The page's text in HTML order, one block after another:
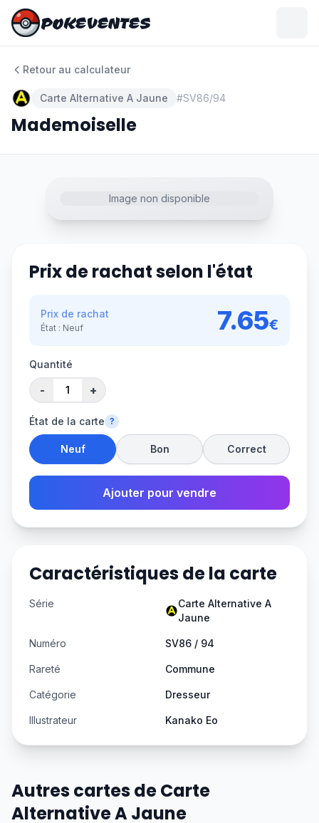
POKEVENTES
POKEVENTES
Retour au calculateur
Carte Alternative A Jaune #SV86/94
Mademoiselle
Image non disponible
Prix de rachat selon l'état
Prix de rachat
État : Neuf 7.65€
Quantité
- +
État de la carte ?
Neuf Bon Correct
Ajouter pour vendre
Caractéristiques de la carte
Série
Carte Alternative A
Jaune
Numéro SV86 / 94
Rareté Commune
Catégorie Dresseur
Illustrateur Kanako Eo
Autres cartes de Carte
Alternative A Jaune